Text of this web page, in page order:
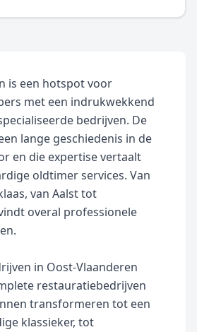
uw modern interieur, heeft u
of zetels voor andere
op maat laten maken. Hier kiest u
stoelen. Ook bij de
auto-interieur heeft u keuze uit
Een voorbeeld hiervan is
Wij verzorgen het bekleden van
of het interieur van een
de puntjes. Ook voor het
of vliegtuiginterieur
modern interieur door ons laten
een kijkje in onze showroom en
u vragen heeft. Bekijk ahieronder
we aanbieden en schakel ons
is een hotspot voor
met een indrukwekkend
bedrijven. De
lange geschiedenis in de
en die expertise vertaalt
oldtimer services. Van
van Aalst tot
overal professionele
in Oost-Vlaanderen
restauratiebedrijven
transformeren tot een
klassieker, tot